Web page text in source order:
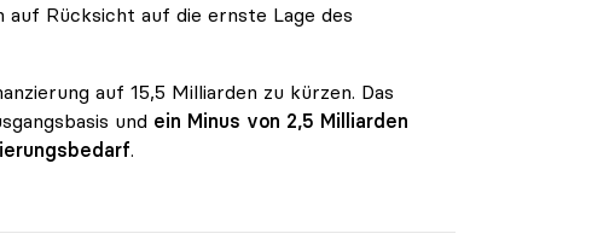
Rücksicht auf die ernste Lage des
auf 15,5 Milliarden zu kürzen. Das
und ein Minus von 2,5 Milliarden
.